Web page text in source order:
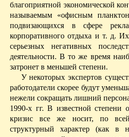
благоприятной экономической
называемым «офисным
подвизающихся в сфере
корпоративного отдыха и т. д.
серьезных негативных
деятельности. В то же время
затронет в меньшей степени.
У некоторых экспертов
работодатели скорее будут
нежели сокращать лишний
1990-х гг. В известной
кризис все же носит, по
структурный характер (как в